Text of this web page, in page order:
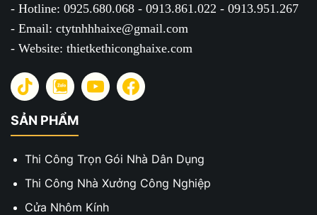
- Hotline: 0925.680.068 - 0913.861.022 - 0913.951.267
- Email: ctytnhhhaixe@gmail.com
- Website: thietkethiconghaixe.com
SẢN PHẨM
Thi Công Trọn Gói Nhà Dân Dụng
Thi Công Nhà Xưởng Công Nghiệp
Cửa Nhôm Kính